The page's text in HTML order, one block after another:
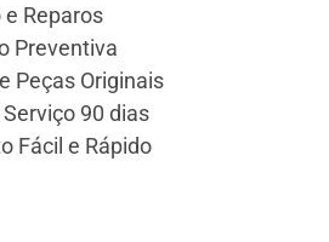
Reparos
Preventiva
Peças Originais
90 dias
Fácil e Rápido